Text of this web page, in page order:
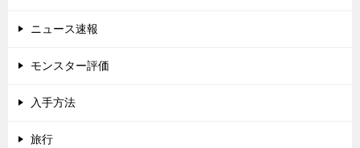
ニュース速報
モンスター評価
入手方法
旅行